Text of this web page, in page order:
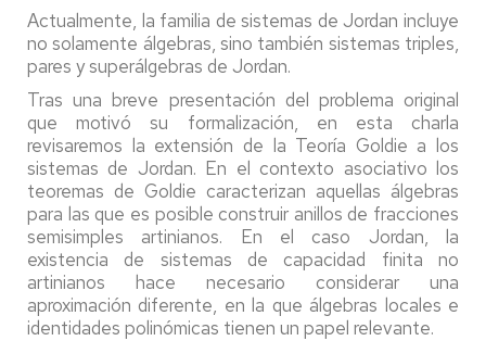
Actualmente, la familia de sistemas de Jordan incluye
no solamente álgebras, sino también sistemas triples,
pares y superálgebras de Jordan.
Tras una breve presentación del problema original
que motivó su formalización, en esta charla
revisaremos la extensión de la Teoría Goldie a los
sistemas de Jordan. En el contexto asociativo los
teoremas de Goldie caracterizan aquellas álgebras
para las que es posible construir anillos de fracciones
semisimples artinianos. En el caso Jordan, la
existencia de sistemas de capacidad finita no
artinianos hace necesario considerar una
aproximación diferente, en la que álgebras locales e
identidades polinómicas tienen un papel relevante.